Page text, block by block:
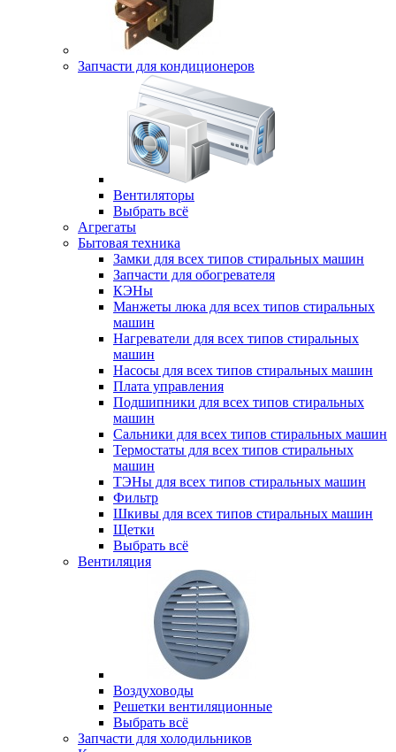
Запчасти для кондиционеров
Вентиляторы
Выбрать всё
Агрегаты
Бытовая техника
Замки для всех типов стиральных машин
Запчасти для обогревателя
КЭНы
Манжеты люка для всех типов стиральных
машин
Нагреватели для всех типов стиральных
машин
Насосы для всех типов стиральных машин
Плата управления
Подшипники для всех типов стиральных
машин
Сальники для всех типов стиральных машин
Термостаты для всех типов стиральных
машин
ТЭНы для всех типов стиральных машин
Фильтр
Шкивы для всех типов стиральных машин
Щетки
Выбрать всё
Вентиляция
Воздуховоды
Решетки вентиляционные
Выбрать всё
Запчасти для холодильников